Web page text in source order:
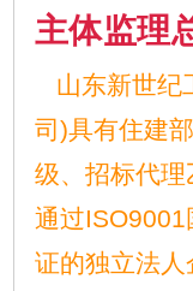
主体监理
山东新世纪
司)具有住建
级、招标代
通过ISO9001
证的独立法